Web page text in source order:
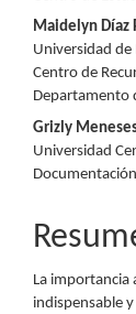
Maidelyn Díaz
Universidad de
Centro de
Departamento
Grizly
Universidad
La importancia
indispensable